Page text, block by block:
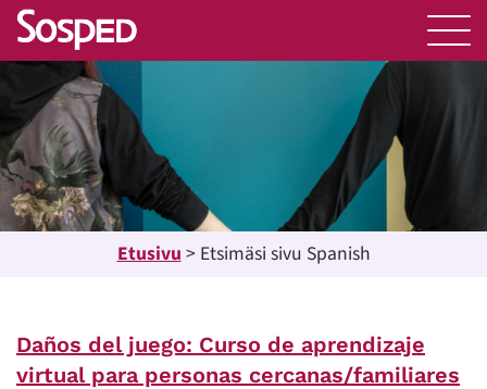
Etusivu > Etsimäsi sivu Spanish
Daños del juego: Curso de aprendizaje
virtual para personas cercanas/familiares